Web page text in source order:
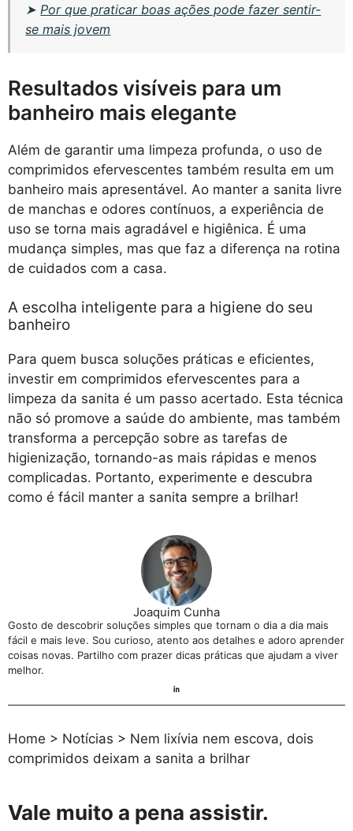
➤ Por que praticar boas ações pode fazer sentir-
se mais jovem
Resultados visíveis para um
banheiro mais elegante
Além de garantir uma limpeza profunda, o uso de
comprimidos efervescentes também resulta em um
banheiro mais apresentável. Ao manter a sanita livre
de manchas e odores contínuos, a experiência de
uso se torna mais agradável e higiênica. É uma
mudança simples, mas que faz a diferença na rotina
de cuidados com a casa.
A escolha inteligente para a higiene do seu
banheiro
Para quem busca soluções práticas e eficientes,
investir em comprimidos efervescentes para a
limpeza da sanita é um passo acertado. Esta técnica
não só promove a saúde do ambiente, mas também
transforma a percepção sobre as tarefas de
higienização, tornando-as mais rápidas e menos
complicadas. Portanto, experimente e descubra
como é fácil manter a sanita sempre a brilhar!
Joaquim Cunha
Gosto de descobrir soluções simples que tornam o dia a dia mais
fácil e mais leve. Sou curioso, atento aos detalhes e adoro aprender
coisas novas. Partilho com prazer dicas práticas que ajudam a viver
melhor.
Home > Notícias > Nem lixívia nem escova, dois
comprimidos deixam a sanita a brilhar
Vale muito a pena assistir.